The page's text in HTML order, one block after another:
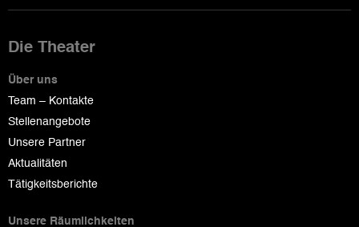
Die Theater
Über uns
Team – Kontakte
Stellenangebote
Unsere Partner
Aktualitäten
Tätigkeitsberichte
Unsere Räumlichkeiten